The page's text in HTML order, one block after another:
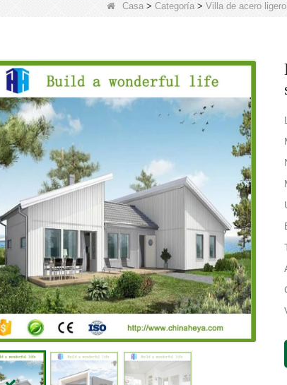
Casa > Categoría > Villa de acero ligero